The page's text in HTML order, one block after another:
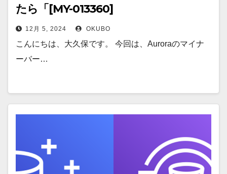
たら「[MY-013360]
‘mysql_native_password’ is
deprecated and will be removed in
a future release.」のWarningログが
12月 5, 2024 OKUBO
こんにちは、大久保です。 今回は、Auroraのマイナ
ーバー…